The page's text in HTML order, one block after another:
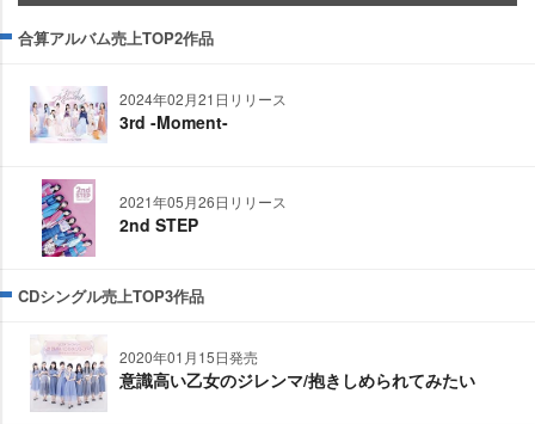
合算アルバム売上TOP2作品
2024年02月21日リリース
3rd -Moment-
2021年05月26日リリース
2nd STEP
CDシングル売上TOP3作品
2020年01月15日発売
意識高い乙女のジレンマ/抱きしめられてみたい